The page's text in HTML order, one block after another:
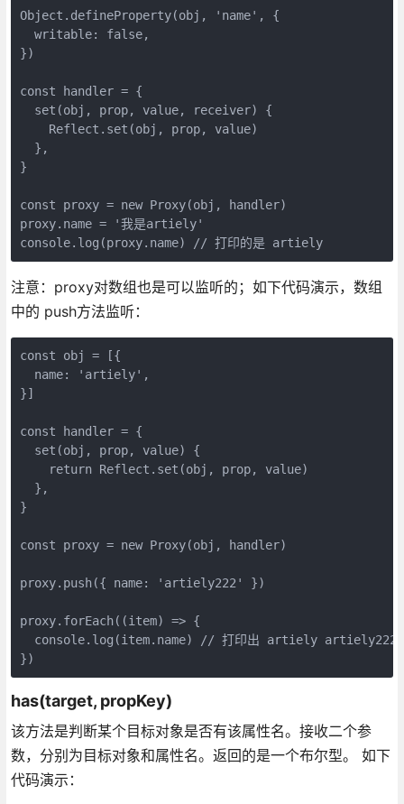
Object.defineProperty(obj, 'name', {
  writable: false,
})
const handler = {
  set(obj, prop, value, receiver) {
    Reflect.set(obj, prop, value)
  },
}
const proxy = new Proxy(obj, handler)
proxy.name = '我是artiely'
console.log(proxy.name) // 打印的是 artiely
注意：proxy对数组也是可以监听的；如下代码演示，数组
中的 push方法监听：
const obj = [{
  name: 'artiely',
}]
const handler = {
  set(obj, prop, value) {
    return Reflect.set(obj, prop, value)
  },
}
const proxy = new Proxy(obj, handler)
proxy.push({ name: 'artiely222' })
proxy.forEach((item) => {
  console.log(item.name) // 打印出 artiely artiely222
})
has(target, propKey)
该方法是判断某个目标对象是否有该属性名。接收二个参
数，分别为目标对象和属性名。返回的是一个布尔型。 如下
代码演示：